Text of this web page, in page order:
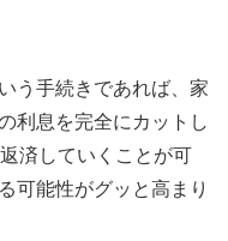
う手続きであれば、家
利息を完全にカットし
済していくことが可
可能性がグッと高まり